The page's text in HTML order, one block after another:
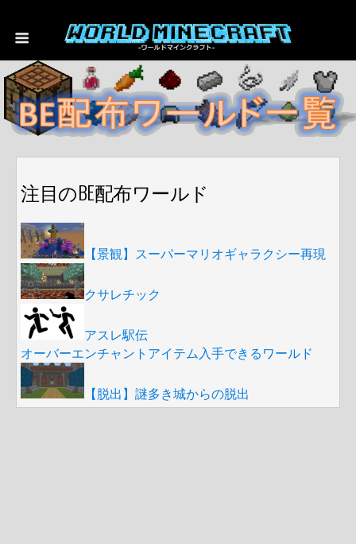
注目のBE配布ワールド
【景観】スーパーマリオギャラクシー再現
クサレチック
アスレ駅伝
オーバーエンチャントアイテム入手できるワールド
【脱出】謎多き城からの脱出